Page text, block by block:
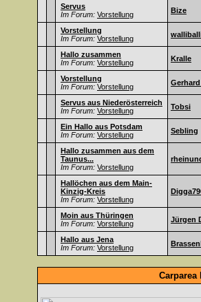
Servus
Im Forum: Vorstellung Bize
Vorstellung
Im Forum: Vorstellung
Hallo zusammen
Im Forum: Vorstellung Kralle
Vorstellung
Im Forum: Vorstellung Gerhard
Servus aus Niederösterreich
Im Forum: Vorstellung Tobsi
Ein Hallo aus Potsdam
Im Forum: Vorstellung Sebling
Hallo zusammen aus dem
Taunus...
Im Forum: Vorstellung
Hallöchen aus dem Main-
Kinzig-Kreis
Im Forum: Vorstellung
Moin aus Thüringen
Im Forum: Vorstellung Jürgen
Hallo aus Jena
Im Forum: Vorstellung